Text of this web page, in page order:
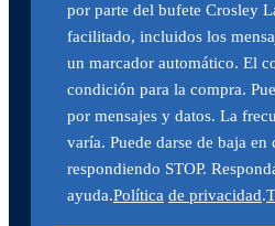
por parte del bufete Crosley
facilitado, incluidos los
un marcador automático. El
condición para la compra.
por mensajes y datos. La
varía. Puede darse de baja
respondiendo STOP.
ayuda.Política de privacidad.